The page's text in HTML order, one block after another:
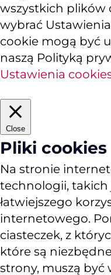
wszystkich plików
wybrać
cookie mogą być
naszą Polityką
Ustawienia
Close
Pliki cookies
Na stronie
technologii, takich
łatwiejszego
internetowego.
ciasteczek, z
które są
strony, muszą być